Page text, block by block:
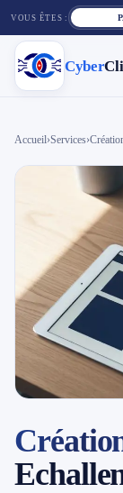
VOUS ÊTES :
Cyber
Cyber
Réparation
Tarifs
Blog
📱 Réparation
Accueil›Services›